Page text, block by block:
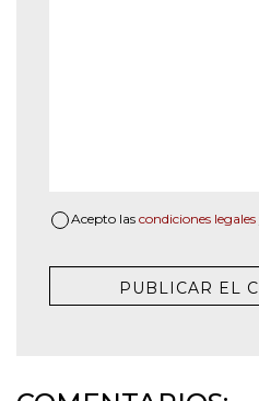
Acepto las condiciones legales